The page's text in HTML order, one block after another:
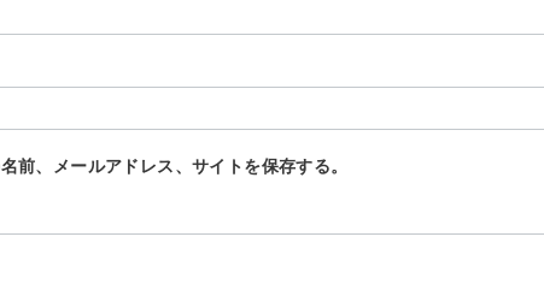
前、メールアドレス、サイトを保存する。